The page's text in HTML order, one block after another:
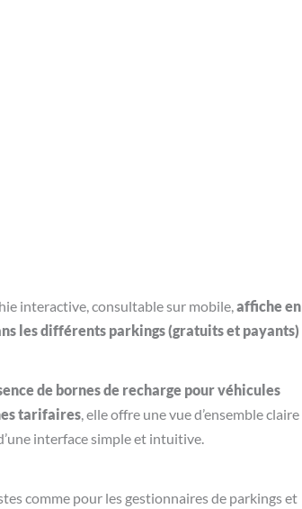
interactive, consultable sur mobile,affiche en
les différents parkings (gratuits et payants)
de bornes de recharge pour véhicules
tarifaires, elle offre une vue d’ensemble claire
interface simple et intuitive.
comme pour les gestionnaires de parkings et